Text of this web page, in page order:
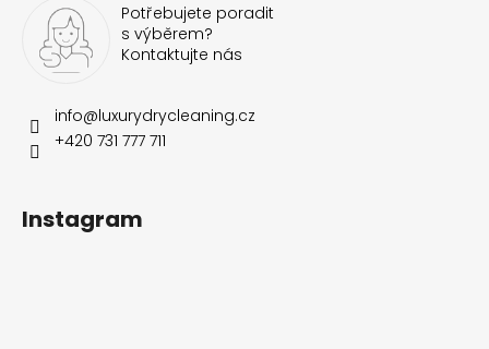
Potřebujete poradit
s výběrem?
Kontaktujte nás
info@luxurydrycleaning.cz
+420 731 777 711
Instagram